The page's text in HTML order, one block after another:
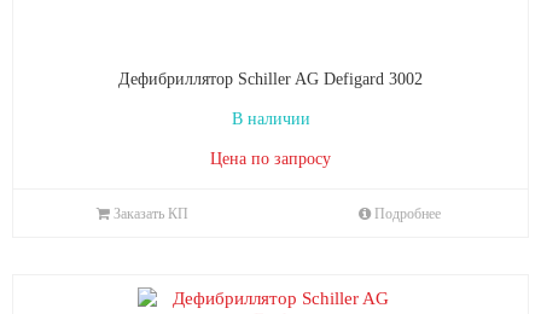
Дефибриллятор Schiller AG Defigard 3002
В наличии
Цена по запросу
Заказать КП Подробнее